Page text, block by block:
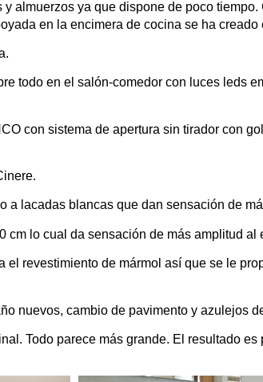
almuerzos ya que dispone de poco
en la encimera de cocina se ha creado
todo en el salón-comedor con luces leds
con sistema de apertura sin tirador con
a lacadas blancas que dan sensación de
cm lo cual da sensación de más amplitud al
revestimiento de mármol así que se le
nuevos, cambio de pavimento y azulejos
Todo parece más grande. El resultado